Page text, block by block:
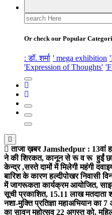
Search
for:
Or check our Popular
: डॉ. शर्मा ' mega exhibition
'Expression of Thoughts'
ताजा ख़बरJamshedpur : 13वां
ने की शिरकत, कानून से रू व रू हुईं
केन्द्र ,सस्ते दामों में मिलेगी महंगी
बारिश के कारण हल्दीपोखर निवासी
में जागरूकता कार्यक्रम आयोजित,
सूची प्रकाशित, 15.11 लाख मतदाता
नशा-मुक्ति प्रतिज्ञा महाअभियान
का सावन महोत्सव 22 अगस्त को,